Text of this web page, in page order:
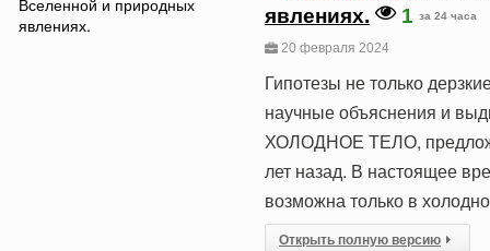
явлениях.
1 за 24 часа
20 февраля 2024
Гипотезы не только
научные объяснения и
ХОЛОДНОЕ ТЕЛО,
лет назад. В настоящее
возможна только в
Открыть полную версию